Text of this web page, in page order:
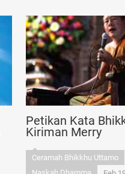
Petikan Kata
Kiriman Merry
Ceramah Bhikkhu Uttamo